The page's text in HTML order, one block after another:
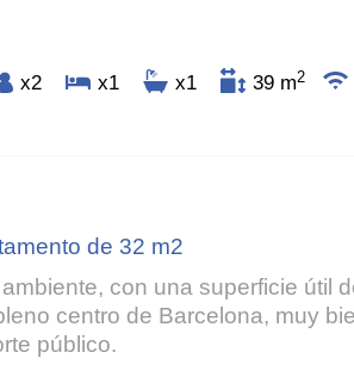
x2 x1 x1 39 m2
de 32 m2
con una superficie útil
centro de Barcelona, muy
público.